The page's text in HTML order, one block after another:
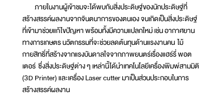
ภายในงานผู้เข้าชมจะได้พบกับสิ่งประดิษฐ์ของนักประดิษฐ์ที่
สร้างสรรค์ผลงานจากจินตนาการของตนเอง จนเกิดเป็นสิ่งประดิษฐ์
ที่เข้ามาช่วยแก้ไขปัญหา พร้อมทั้งมีความแปลกใหม่ เช่น อากาศยาน
ทางการเกษตร นวัตกรรมที่จะช่วยลดต้นทุนด้านแรงงานคน ไม้
กายสิทธิ์ที่สร้างจากแรงบันดาลใจจากภาพยนตร์เรื่องแฮร์รี่ พอต
เตอร์ ซึ่งสิ่งประดิษฐ์ต่าง ๆ เหล่านี้ได้นำเทคโนโลยีเครื่องพิมพ์สามมิติ
(3D Printer) และเครื่อง Laser cutter มาเป็นส่วนประกอบในการ
สร้างสรรค์ผลงาน